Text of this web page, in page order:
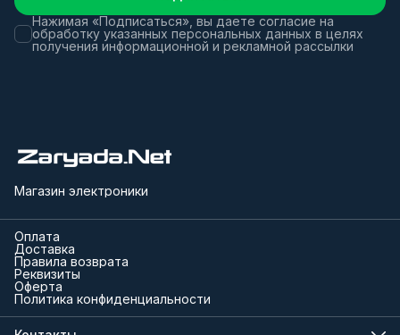
Нажимая «Подписаться», вы даете согласие на
обработку указанных персональных данных в целях
получения информационной и рекламной рассылки
Магазин электроники
Оплата
Доставка
Правила возврата
Реквизиты
Оферта
Политика конфиденциальности